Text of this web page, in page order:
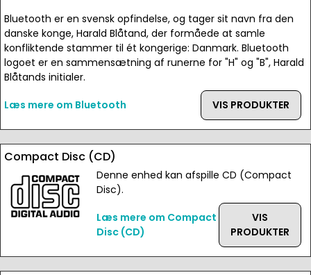
Bluetooth er en svensk opfindelse, og tager sit navn fra den
danske konge, Harald Blåtand, der formåede at samle
konfliktende stammer til ét kongerige: Danmark. Bluetooth
logoet er en sammensætning af runerne for "H" og "B", Harald
Blåtands initialer.
Læs mere om Bluetooth
VIS PRODUKTER
Compact Disc (CD)
Denne enhed kan afspille CD (Compact
Disc).
Læs mere om Compact
Disc (CD)
VIS
PRODUKTER